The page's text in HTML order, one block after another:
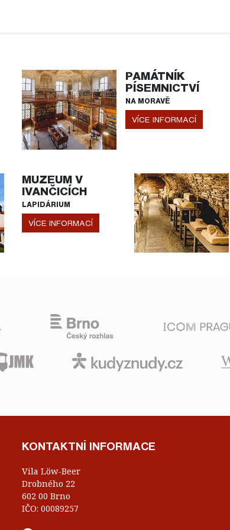
PAMÁTNÍK
PÍSEMNICTVÍ
NA MORAVĚ
VÍCE INFORMACÍ
MUZEUM V
IVANČICÍCH
LAPIDÁRIUM
VÍCE INFORMACÍ
KONTAKTNÍ INFORMACE
Vila Löw-Beer
Drobného 22
602 00 Brno
IČO: 00089257